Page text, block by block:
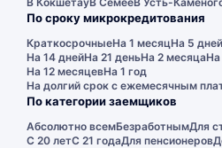
По сроку микрокредитования
КраткосрочныеНа 1 месяцНа 5 дней
На 14 днейНа 21 деньНа 2 месяцаНа
На 12 месяцевНа 1 год
На долгий срок с ежемесячным
По категории заемщиков
Абсолютно всемБезработнымДля
С 20 летС 21 годаДля пенсионеров